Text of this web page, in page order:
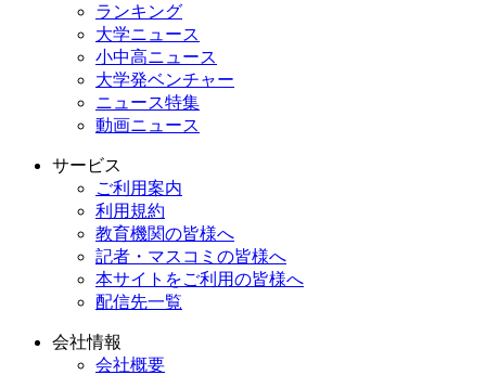
ランキング
大学ニュース
小中高ニュース
大学発ベンチャー
ニュース特集
動画ニュース
サービス
ご利用案内
利用規約
教育機関の皆様へ
記者・マスコミの皆様へ
本サイトをご利用の皆様へ
配信先一覧
会社情報
会社概要